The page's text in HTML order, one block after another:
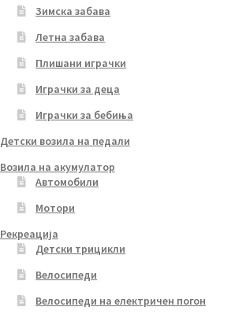
Зимска забава
Летна забава
Плишани играчки
Играчки за деца
Играчки за бебиња
Детски возила на педали
Возила на акумулатор
Автомобили
Мотори
Рекреација
Детски трицикли
Велосипеди
Велосипеди на електричен погон